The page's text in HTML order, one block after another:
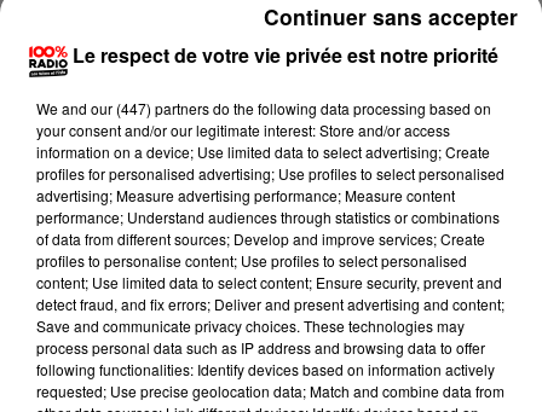
Lecture (4 min 24 sec)
Le respect de votre vie privée est notre priorité
We and our (447) partnersdo the following data processing based on
your consent and/or our legitimate interest: Store and/or access
information on a device; Use limited data to select advertising; Create
profiles for personalised advertising; Use profiles to select personalised
advertising; Measure advertising performance; Measure content
performance; Understand audiences through statistics or combinations
of data from different sources; Develop and improve services; Create
profiles to personalise content; Use profiles to select personalised
content; Use limited data to select content; Ensure security, prevent and
detect fraud, and fix errors; Deliver and present advertising and content;
Save and communicate privacy choices. These technologies may
process personal data such as IP address and browsing data to offer
following functionalities: Identify devices based on information actively
requested; Use precise geolocation data; Match and combine data from
Continuer sans accepter